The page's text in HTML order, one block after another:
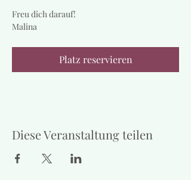
Freu dich darauf!
Malina
Platz reservieren
Diese Veranstaltung teilen